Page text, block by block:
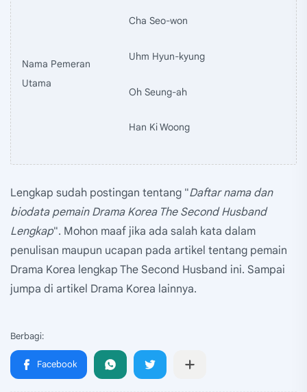
Nama Pemeran
Utama
Cha Seo-won
Uhm Hyun-kyung
Oh Seung-ah
Han Ki Woong
Lengkap sudah postingan tentang "Daftar nama dan
biodata pemain Drama Korea The Second Husband
Lengkap". Mohon maaf jika ada salah kata dalam
penulisan maupun ucapan pada artikel tentang pemain
Drama Korea lengkap The Second Husband ini. Sampai
jumpa di artikel Drama Korea lainnya.